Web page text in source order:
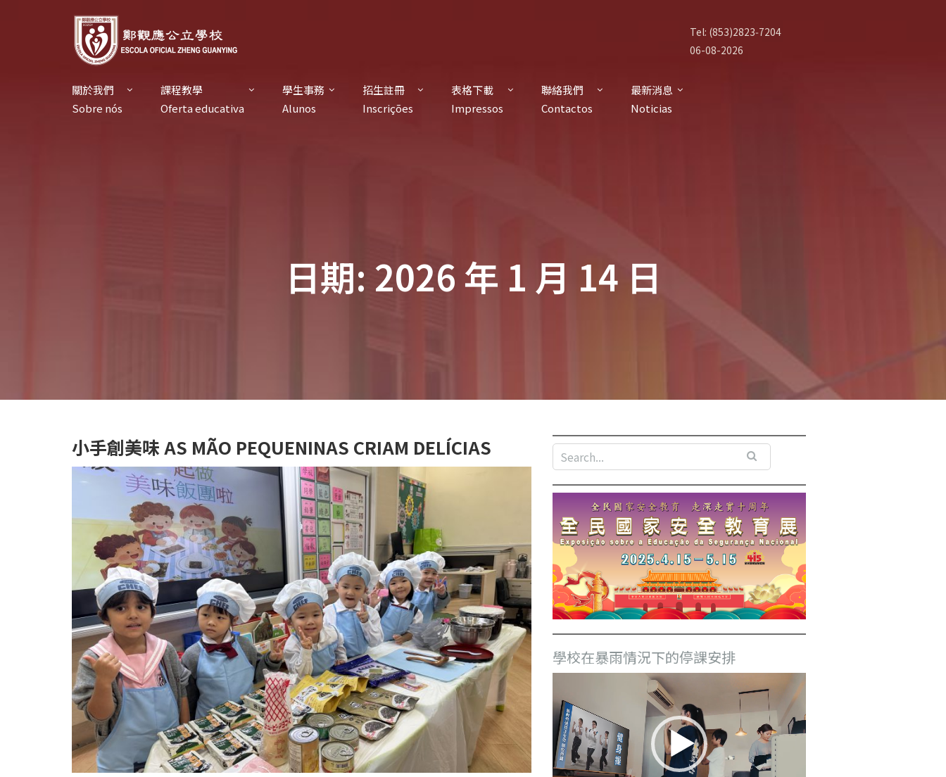
Tel: (853)2823‑7204
06-08-2026
關於我們
Sobre nós
課程教學
Oferta educativa
學生事務
Alunos
招生註冊
Inscrições
表格下載
Impressos
聯絡我們
Contactos
最新消息
Noticias
日期: 2026 年 1 月 14 日
小手創美味 AS MÃO PEQUENINAS CRIAM DELÍCIAS
學校在暴雨情況下的停課安排
訊
播
放
器